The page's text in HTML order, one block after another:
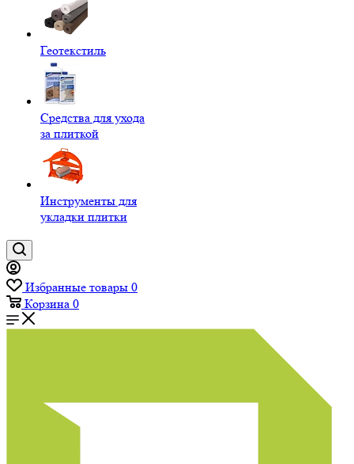
Геотекстиль
Средства для ухода
за плиткой
Инструменты для
укладки плитки
Избранные товары 0
Корзина 0